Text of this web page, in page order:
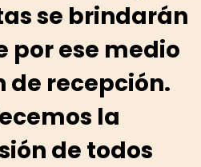
se brindarán
por ese medio
de recepción.
la
de todos